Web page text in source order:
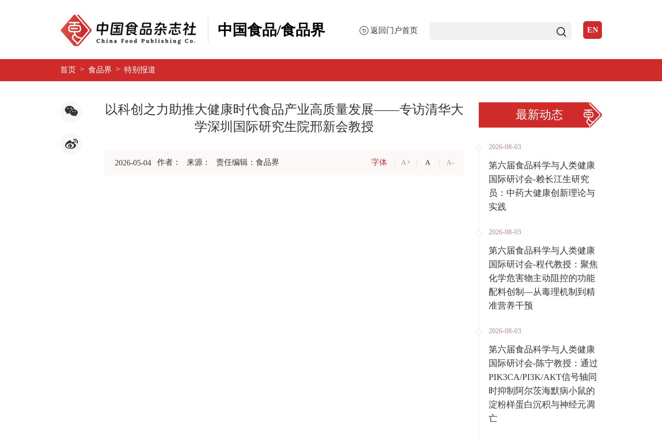
中国食品/食品界 返回门户首页 EN
首页 > 食品界 > 特别报道
以科创之力助推大健康时代食品产业高质量发展——专访清华大
学深圳国际研究生院邢新会教授
2026-05-04 作者： 来源： 责任编辑：食品界 字体 A+ A A-
最新动态
2026-08-03
第六届食品科学与人类健康
国际研讨会-赖长江生研究
员：中药大健康创新理论与
实践
2026-08-03
第六届食品科学与人类健康
国际研讨会-程代教授：聚焦
化学危害物主动阻控的功能
配料创制—从毒理机制到精
准营养干预
2026-08-03
第六届食品科学与人类健康
国际研讨会-陈宁教授：通过
PIK3CA/PI3K/AKT信号轴同
时抑制阿尔茨海默病小鼠的
淀粉样蛋白沉积与神经元凋
亡